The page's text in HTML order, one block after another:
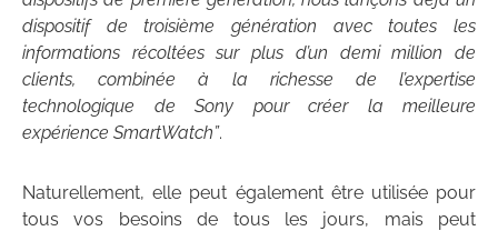
dispositif de troisième génération avec toutes les
informations récoltées sur plus d’un demi million de
clients, combinée à la richesse de l’expertise
technologique de Sony pour créer la meilleure
expérience SmartWatch”.
Naturellement, elle peut également être utilisée pour
tous vos besoins de tous les jours, mais peut